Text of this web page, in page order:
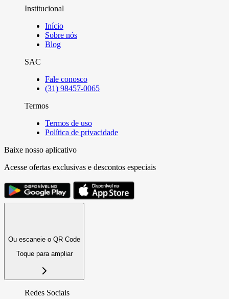
Institucional
Início
Sobre nós
Blog
SAC
Fale conosco
(31) 98457-0065
Termos
Termos de uso
Política de privacidade
Baixe nosso aplicativo
Acesse ofertas exclusivas e descontos especiais
Ou escaneie o QR Code
Toque para ampliar
Redes Sociais